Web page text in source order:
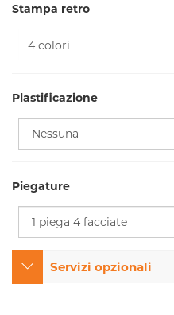
Stampa retro
Plastificazione
Piegature
Servizi opzionali